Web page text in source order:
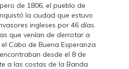
de 1806, el pueblo de
la ciudad que estuvo
ingleses por 46 días.
que venían de derrotar a
Cabo de Buena Esperanza
desde el 8 de
a las costas de la Banda